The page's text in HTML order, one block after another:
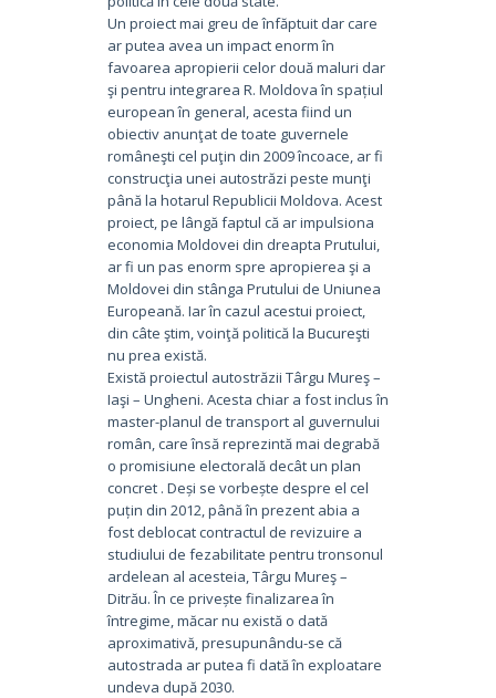
Un proiect mai greu de înfăptuit dar care
ar putea avea un impact enorm în
favoarea apropierii celor două maluri dar
şi pentru integrarea R. Moldova în spațiul
european în general, acesta fiind un
obiectiv anunţat de toate guvernele
româneşti cel puţin din 2009 încoace, ar fi
construcţia unei autostrăzi peste munţi
până la hotarul Republicii Moldova. Acest
proiect, pe lângă faptul că ar impulsiona
economia Moldovei din dreapta Prutului,
ar fi un pas enorm spre apropierea şi a
Moldovei din stânga Prutului de Uniunea
Europeană. Iar în cazul acestui proiect,
din câte ştim, voinţă politică la Bucureşti
nu prea există.
Există proiectul autostrăzii Târgu Mureş –
Iaşi – Ungheni. Acesta chiar a fost inclus în
master-planul de transport al guvernului
român, care însă reprezintă mai degrabă
o promisiune electorală decât un plan
concret . Deși se vorbește despre el cel
puțin din 2012, până în prezent abia a
fost deblocat contractul de revizuire a
studiului de fezabilitate pentru tronsonul
ardelean al acesteia, Târgu Mureş –
Ditrău. În ce privește finalizarea în
întregime, măcar nu există o dată
aproximativă, presupunându-se că
autostrada ar putea fi dată în exploatare
undeva după 2030.